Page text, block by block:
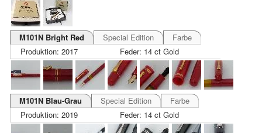
M101N Bright Red Special Edition
Farbe
Produktion: 2017
Feder: 14 ct Gold
M101N Blau-Grau Special Edition
Farbe
Produktion: 2019
Feder: 14 ct Gold